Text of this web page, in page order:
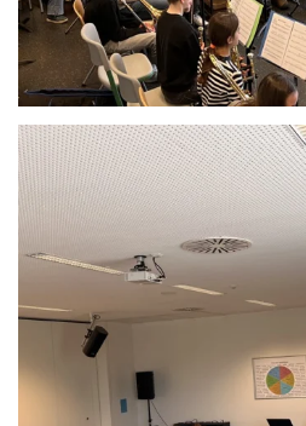
Anschauen....